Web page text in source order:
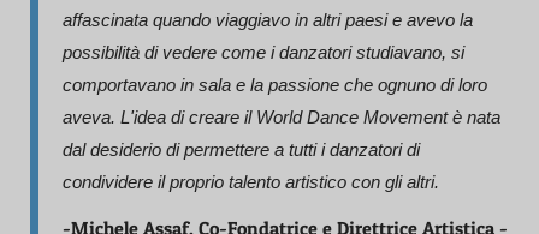
affascinata quando viaggiavo in altri paesi e avevo la
possibilità di vedere come i danzatori studiavano, si
comportavano in sala e la passione che ognuno di loro
aveva. L'idea di creare il World Dance Movement è nata
dal desiderio di permettere a tutti i danzatori di
condividere il proprio talento artistico con gli altri.
-Michele Assaf, Co-Fondatrice e Direttrice Artistica -